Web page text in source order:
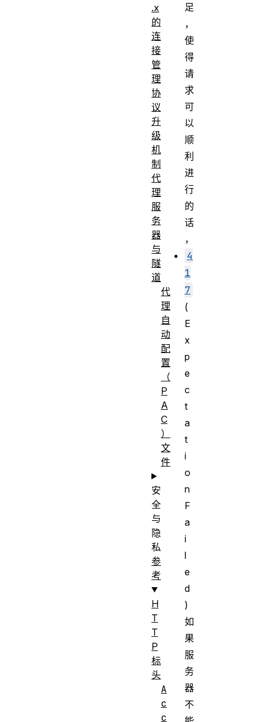
足
，
使
得
请
求
可
以
顺
利
进
行
的
话
，
4
1
7
(
E
x
p
e
c
t
a
t
i
o
n
F
a
i
l
e
d
)
如
果
服
务
器
不
.x
的
连
接
管
理
协
议
升
级
机
制
代
理
服
务
器
与
隧
道
代
理
自
动
配
置
（
P
A
C
）
文
件
安
全
与
隐
私
参
考
H
T
T
P
标
头
A
c
c